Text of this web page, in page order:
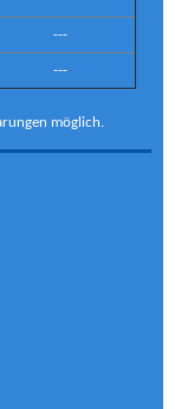
---
---
möglich.